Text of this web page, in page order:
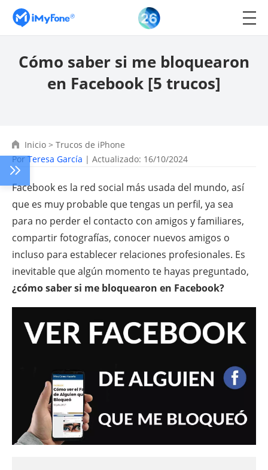
Cómo saber si me bloquearon
en Facebook [5 trucos]
Inicio > Trucos de iPhone
PorTeresa García | Actualizado: 16/10/2024
Facebook es la red social más usada del mundo, así
que es muy probable que tengas un perfil, ya sea
para no perder el contacto con amigos y familiares,
compartir fotografías, conocer nuevos amigos o
incluso para establecer relaciones profesionales. Es
inevitable que algún momento te hayas preguntado,
¿cómo saber si me bloquearon en Facebook?